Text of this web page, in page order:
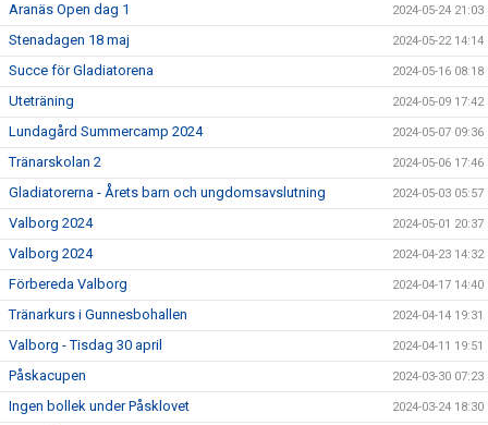
Aranäs Open dag 1 2024-05-24 21:03
Stenadagen 18 maj 2024-05-22 14:14
Succe för Gladiatorena 2024-05-16 08:18
Uteträning 2024-05-09 17:42
Lundagård Summercamp 2024 2024-05-07 09:36
Tränarskolan 2 2024-05-06 17:46
Gladiatorerna - Årets barn och ungdomsavslutning 2024-05-03 05:57
Valborg 2024 2024-05-01 20:37
Valborg 2024 2024-04-23 14:32
Förbereda Valborg 2024-04-17 14:40
Tränarkurs i Gunnesbohallen 2024-04-14 19:31
Valborg - Tisdag 30 april 2024-04-11 19:51
Påskacupen 2024-03-30 07:23
Ingen bollek under Påsklovet 2024-03-24 18:30